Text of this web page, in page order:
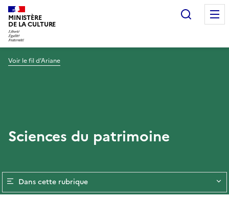
MINISTÈRE
DE LA CULTURE
Voir le fil d’Ariane
Sciences du patrimoine
Dans cette rubrique